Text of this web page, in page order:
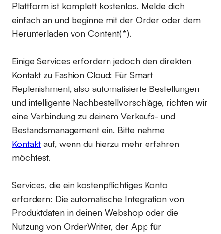
Plattform ist komplett kostenlos. Melde dich
einfach an und beginne mit der Order oder dem
Herunterladen von Content(*).
Einige Services erfordern jedoch den direkten
Kontakt zu Fashion Cloud: Für Smart
Replenishment, also automatisierte Bestellungen
und intelligente Nachbestellvorschläge, richten wir
eine Verbindung zu deinem Verkaufs- und
Bestandsmanagement ein. Bitte nehme
Kontakt auf, wenn du hierzu mehr erfahren
möchtest.
Services, die ein kostenpflichtiges Konto
erfordern: Die automatische Integration von
Produktdaten in deinen Webshop oder die
Nutzung von OrderWriter, der App für